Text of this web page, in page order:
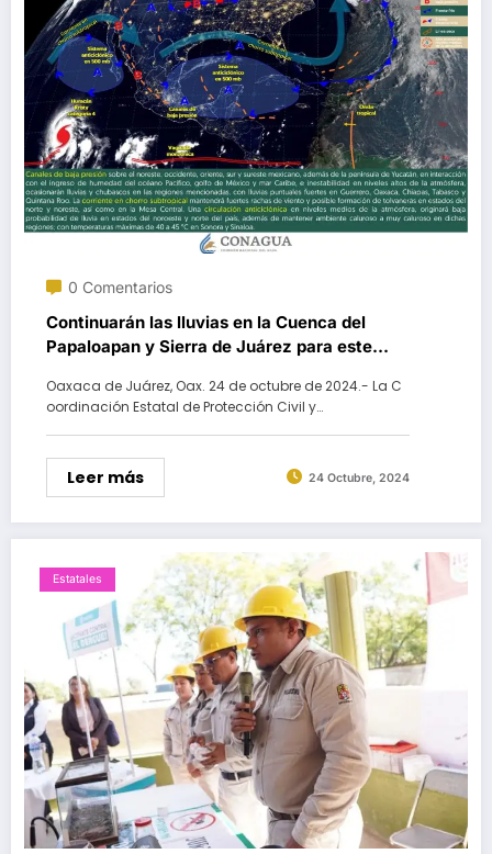
0 Comentarios
Continuarán las lluvias en la Cuenca del
Papaloapan y Sierra de Juárez para este
Oaxaca de Juárez, Oax. 24 de octubre de 2024.- La C
oordinación Estatal de Protección Civil y…
Leer más 24 Octubre, 2024
Estatales